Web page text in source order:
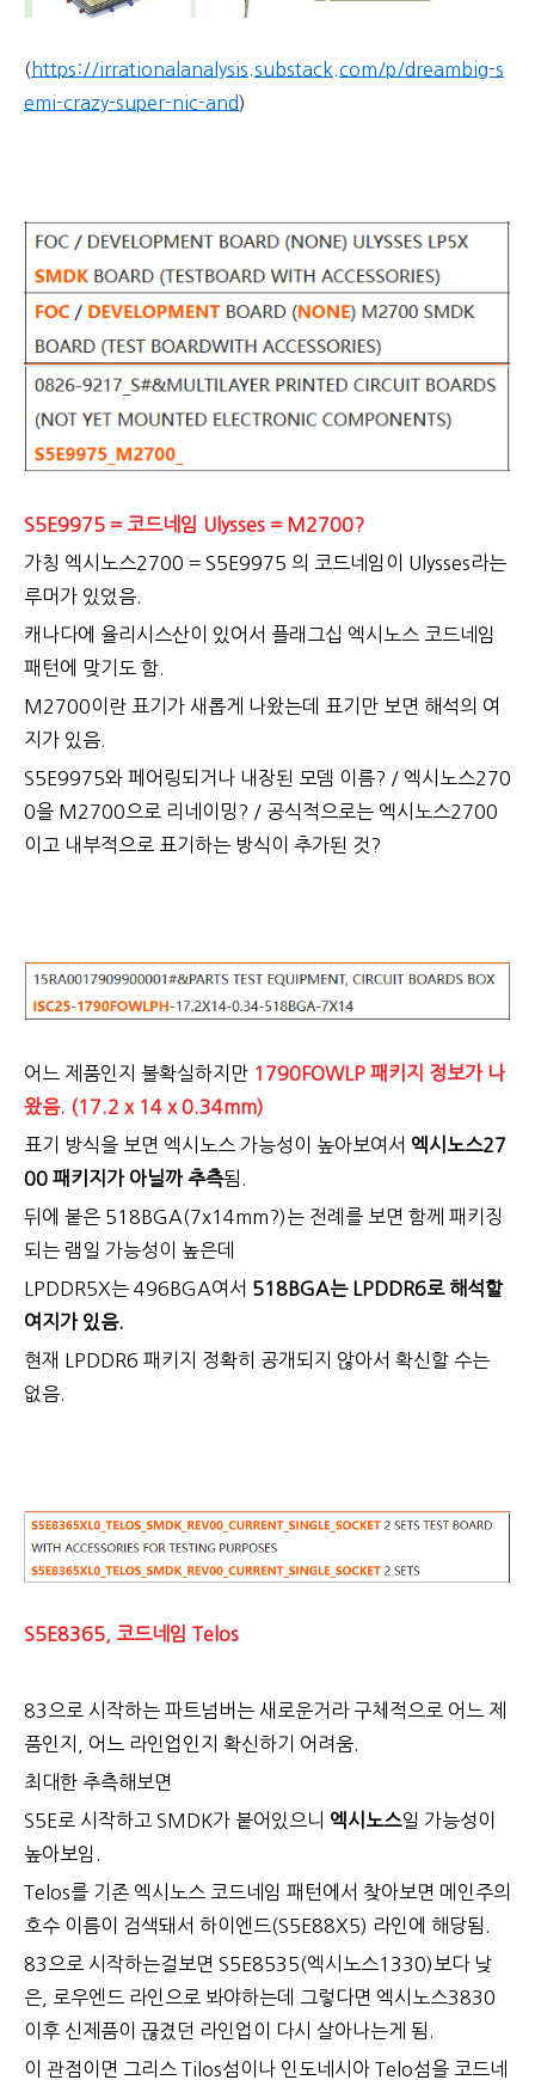
( https://irrationalanalysis.substack.com/p/dreambig-s
emi-crazy-super-nic-and)
S5E9975 = 코드네임 Ulysses = M2700?
가칭 엑시노스2700 = S5E9975 의 코드네임이 Ulysses라는
루머가 있었음.
캐나다에 율리시스산이 있어서 플래그십 엑시노스 코드네임
패턴에 맞기도 함.
M2700이란 표기가 새롭게 나왔는데 표기만 보면 해석의 여
지가 있음.
S5E9975와 페어링되거나 내장된 모뎀 이름? / 엑시노스270
0을 M2700으로 리네이밍? / 공식적으로는 엑시노스2700
이고 내부적으로 표기하는 방식이 추가된 것?
어느 제품인지 불확실하지만 1790FOWLP 패키지 정보가 나
왔음. (17.2 x 14 x 0.34mm)
표기 방식을 보면 엑시노스 가능성이 높아보여서 엑시노스27
00 패키지가 아닐까 추측됨.
뒤에 붙은 518BGA(7x14mm?)는 전례를 보면 함께 패키징
되는 램일 가능성이 높은데
LPDDR5X는 496BGA여서 518BGA는 LPDDR6로 해석할
여지가 있음.
현재 LPDDR6 패키지 정확히 공개되지 않아서 확신할 수는
없음.
S5E8365, 코드네임 Telos
83으로 시작하는 파트넘버는 새로운거라 구체적으로 어느 제
품인지, 어느 라인업인지 확신하기 어려움.
최대한 추측해보면
S5E로 시작하고 SMDK가 붙어있으니 엑시노스일 가능성이
높아보임.
Telos를 기존 엑시노스 코드네임 패턴에서 찾아보면 메인주의
호수 이름이 검색돼서 하이엔드(S5E88X5) 라인에 해당됨.
83으로 시작하는걸보면 S5E8535(엑시노스1330)보다 낮
은, 로우엔드 라인으로 봐야하는데 그렇다면 엑시노스3830
이후 신제품이 끊겼던 라인업이 다시 살아나는게 됨.
이 관점이면 그리스 Tilos섬이나 인도네시아 Telo섬을 코드네